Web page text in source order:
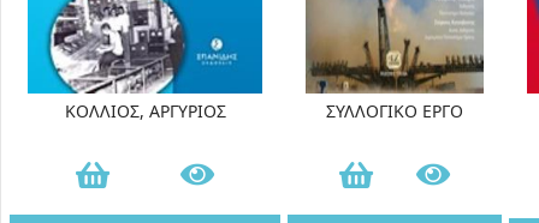
ΚΟΛΛΙΟΣ, ΑΡΓΥΡΙΟΣ ΣΥΛΛΟΓΙΚΟ ΕΡΓΟ